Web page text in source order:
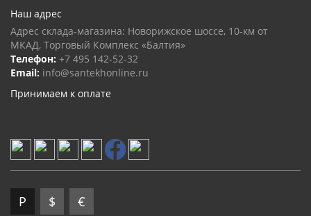
Наш адрес
Адрес склада-магазина: Новорижское шоссе, 10-км от
МКАД, Торговый Комплекс «Балтия»
Телефон: +7 495 142-52-32
Email: info@santekhonline.ru
Принимаем к оплате
Р $ €